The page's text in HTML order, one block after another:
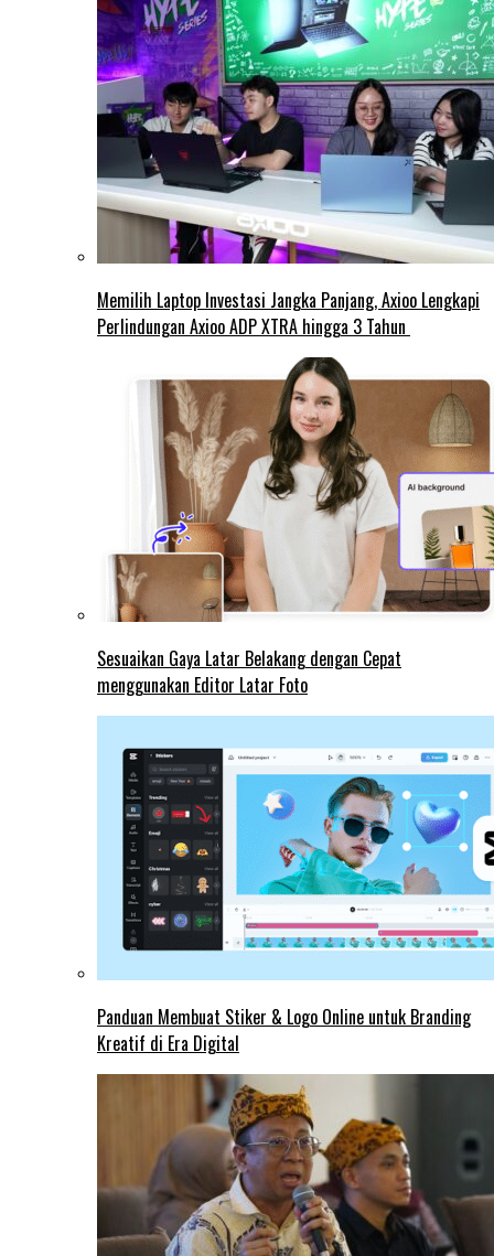
Memilih Laptop Investasi Jangka Panjang, Axioo Lengkapi
Perlindungan Axioo ADP XTRA hingga 3 Tahun
Sesuaikan Gaya Latar Belakang dengan Cepat
menggunakan Editor Latar Foto
Panduan Membuat Stiker & Logo Online untuk Branding
Kreatif di Era Digital